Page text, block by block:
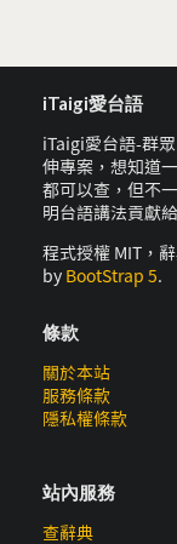
iTaigi愛台語
iTaigi愛台語-群
伸專案，想知道
都可以查，但不
明台語講法貢獻
程式授權 MIT，
by BootStrap 5.
條款
關於本站
服務條款
隱私權條款
站內服務
查辭典